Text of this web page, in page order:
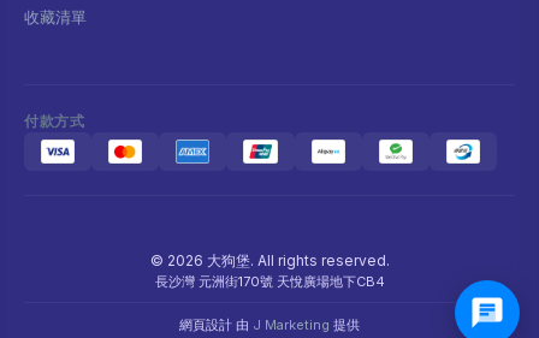
收藏清單
付款方式
© 2026 大狗堡. All rights reserved.
長沙灣 元洲街170號 天悅廣場地下CB4
網頁設計 由 J Marketing 提供